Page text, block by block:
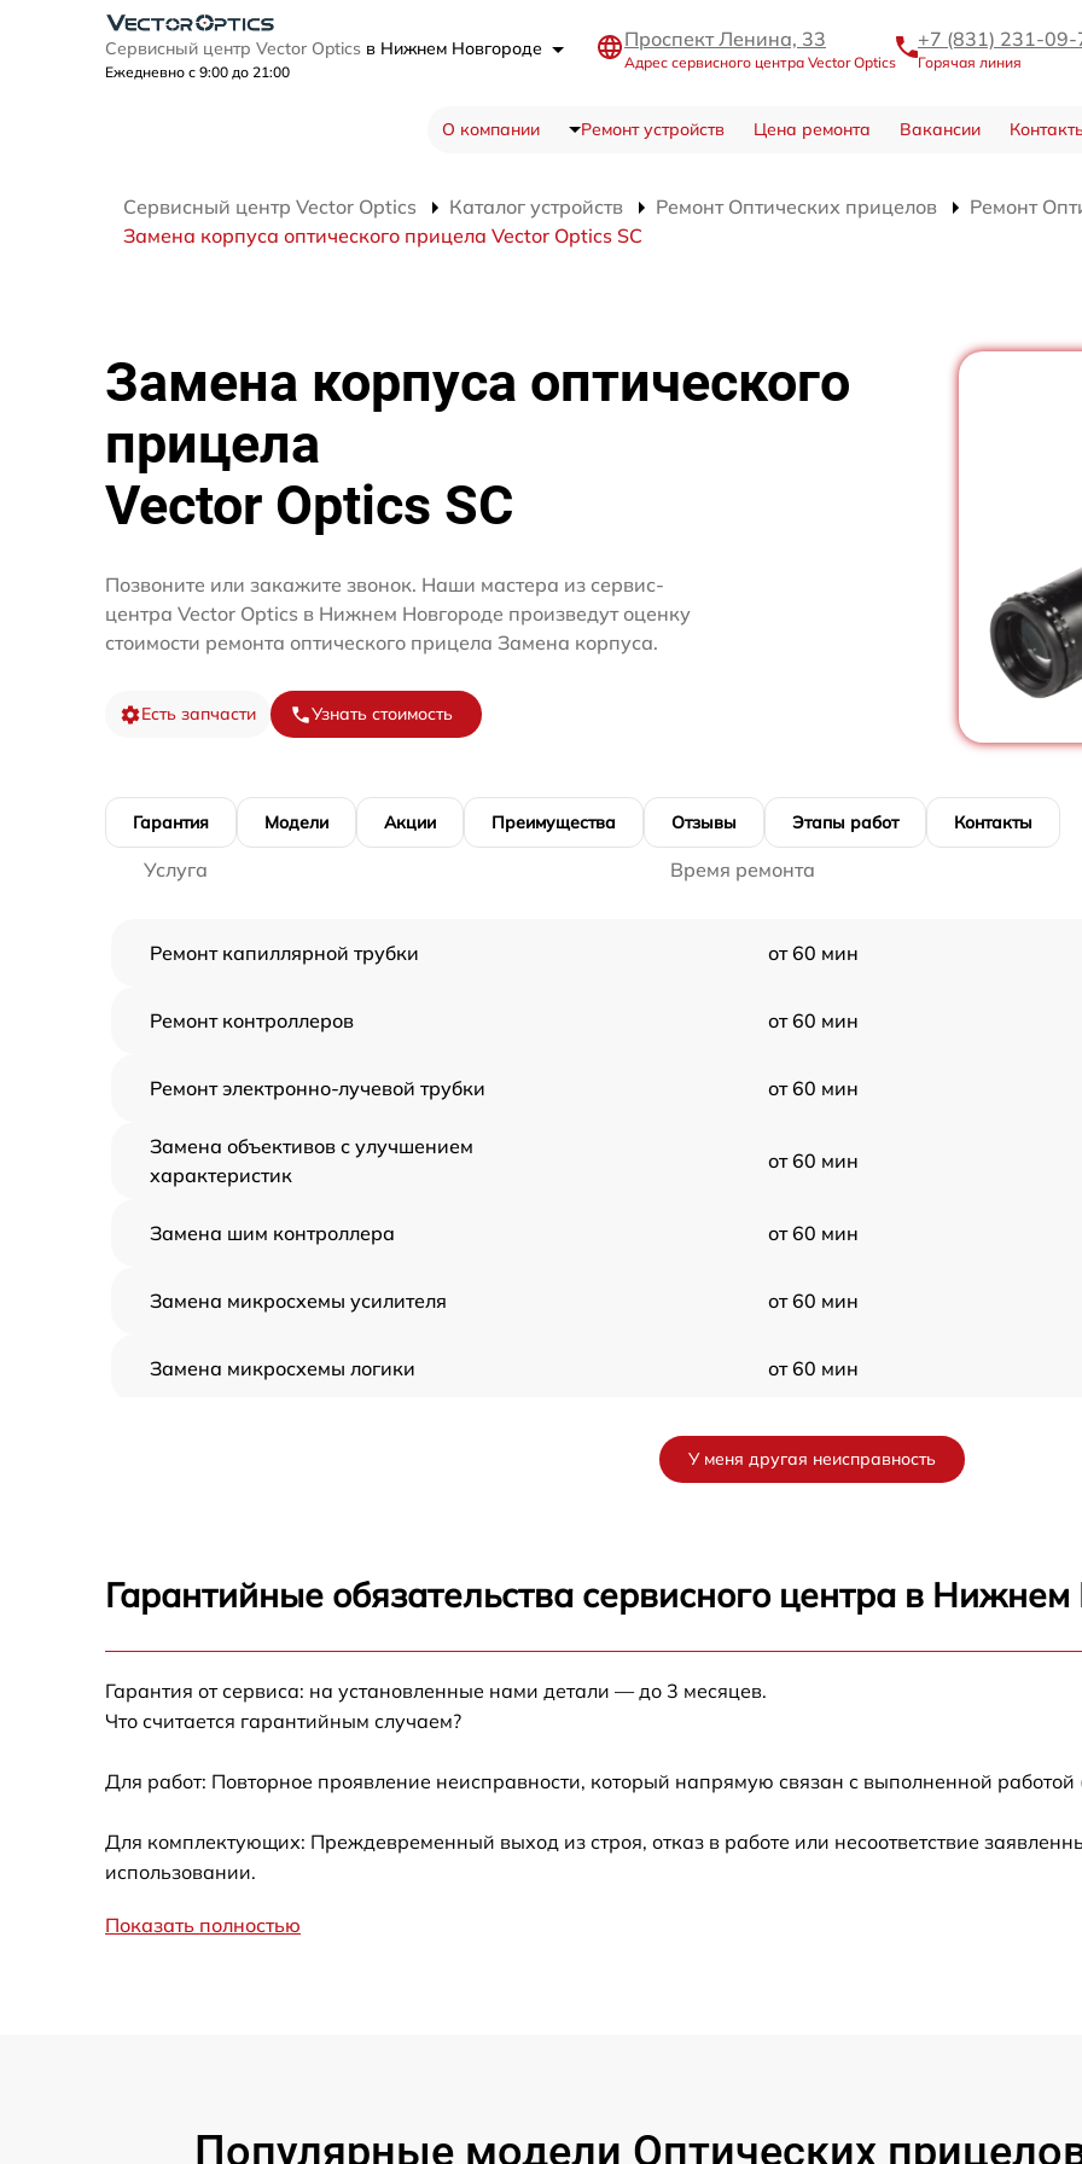
Сервисный центр Vector Optics в Нижнем Новгороде
Ежедневно с 9:00 до 21:00
Проспект Ленина, 33
Адрес сервисного центра Vector Optics
+7 (831) 231-09-
Горячая линия
О компании Ремонт устройств Цена ремонта Вакансии
Сервисный центр Vector Optics Каталог устройств Ремонт Оптических прицелов
Ремонт
Замена корпуса оптического прицела Vector Optics SC
Замена корпуса оптического
прицела
Vector Optics SC
Позвоните или закажите звонок. Наши мастера из сервис-
центра Vector Optics в Нижнем Новгороде произведут оценку
стоимости ремонта оптического прицела Замена корпуса.
Есть запчасти Узнать стоимость
Гарантия Модели Акции Преимущества Отзывы Этапы работ Контакты
Услуга Время ремонта
Ремонт капиллярной трубки от 60 мин
Ремонт контроллеров от 60 мин
Ремонт электронно-лучевой трубки от 60 мин
Замена объективов с улучшением
характеристик
от 60 мин
Замена шим контроллера от 60 мин
Замена микросхемы усилителя от 60 мин
Замена микросхемы логики от 60 мин
от 60 мин
Калибровка и настройка тепловизора
Ремонт датчика синхроимпульсов от 60 мин
Ремонт оптики
Восстановление питания от 60 мин
Замена ключей управления от 60 мин
Замена корпуса
У меня другая неисправность
Гарантийные обязательства сервисного центра в
Гарантия от сервиса: на установленные нами детали — до 3 месяцев.
Что считается гарантийным случаем?
Для работ: Повторное проявление неисправности, который напрямую связан с выполненной
Для комплектующих: Преждевременный выход из строя, отказ в работе или несоответствие
использовании.
Показать полностью
Популярные модели Оптических